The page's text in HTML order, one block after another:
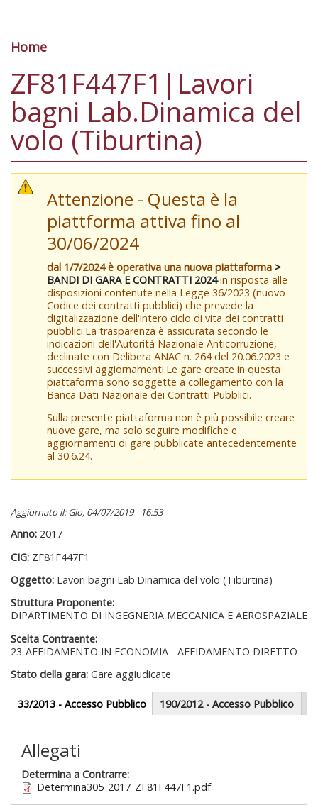
Tu sei qui
Home
ZF81F447F1|Lavori
bagni Lab.Dinamica del
volo (Tiburtina)
Attenzione - Questa è la
piattforma attiva fino al
30/06/2024
dal 1/7/2024 è operativa una nuova piattaforma >
BANDI DI GARA E CONTRATTI 2024in risposta alle
disposizioni contenute nella Legge 36/2023 (nuovo
Codice dei contratti pubblici) che prevede la
digitalizzazione dell'intero ciclo di vita dei contratti
pubblici.La trasparenza è assicurata secondo le
indicazioni dell'Autorità Nazionale Anticorruzione,
declinate con Delibera ANAC n. 264 del 20.06.2023 e
successivi aggiornamenti.Le gare create in questa
piattaforma sono soggette a collegamento con la
Banca Dati Nazionale dei Contratti Pubblici.
Sulla presente piattaforma non è più possibile creare
nuove gare, ma solo seguire modifiche e
aggiornamenti di gare pubblicate antecedentemente
al 30.6.24.
Aggiornato il: Gio, 04/07/2019 - 16:53
Anno: 2017
CIG: ZF81F447F1
Oggetto: Lavori bagni Lab.Dinamica del volo (Tiburtina)
Struttura Proponente:
DIPARTIMENTO DI INGEGNERIA MECCANICA E AEROSPAZIALE
Scelta Contraente:
23-AFFIDAMENTO IN ECONOMIA - AFFIDAMENTO DIRETTO
Stato della gara: Gare aggiudicate
Gare appalti
33/2013 - Accesso Pubblico(scheda
attiva)
190/2012 - Accesso Pubblico
Sezione redazionale
Allegati
Determina a Contrarre:
Determina305_2017_ZF81F447F1.pdf